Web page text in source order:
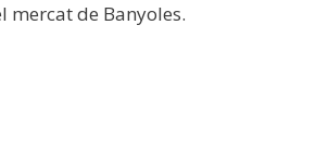
mercat de Banyoles.